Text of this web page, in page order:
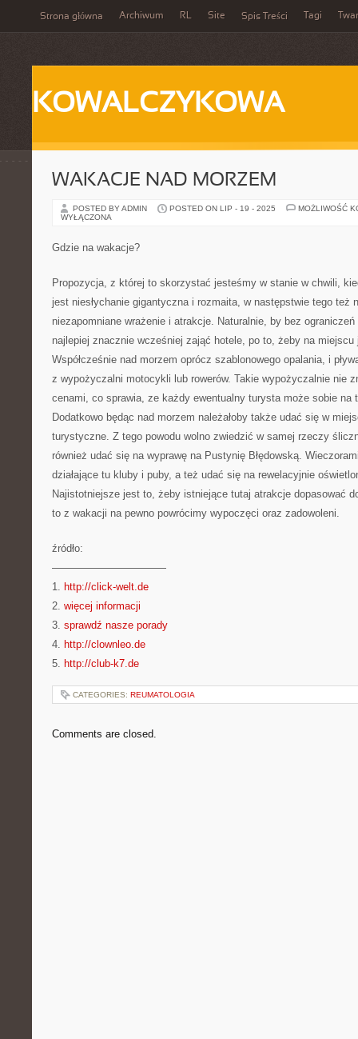
Strona główna Archiwum RL Site Spis Treści Tagi
KOWALCZYKOWA
WAKACJE NAD MORZEM
POSTED BY ADMIN POSTED ON LIP - 19 - 2025
MOŻLIWOŚĆ
WYŁĄCZONA
Gdzie na wakacje?
Propozycja, z której to skorzystać jesteśmy w stanie w chwili,
jest niesłychanie gigantyczna i rozmaita, w następstwie tego też
niezapomniane wrażenie i atrakcje. Naturalnie, by bez
najlepiej znacznie wcześniej zająć hotele, po to, żeby na
Współcześnie nad morzem oprócz szablonowego opalania, i
z wypożyczalni motocykli lub rowerów. Takie wypożyczalnie nie
cenami, co sprawia, ze każdy ewentualny turysta może sobie na
Dodatkowo będąc nad morzem należałoby także udać się w
turystyczne. Z tego powodu wolno zwiedzić w samej rzeczy
również udać się na wyprawę na Pustynię Błędowską.
działające tu kluby i puby, a też udać się na rewelacyjnie
Najistotniejsze jest to, żeby istniejące tutaj atrakcje dopasować
to z wakacji na pewno powrócimy wypoczęci oraz zadowoleni.
źródło:
———————————
1. http://click-welt.de
2. więcej informacji
3. sprawdź nasze porady
4. http://clownleo.de
5. http://club-k7.de
CATEGORIES: REUMATOLOGIA
Comments are closed.